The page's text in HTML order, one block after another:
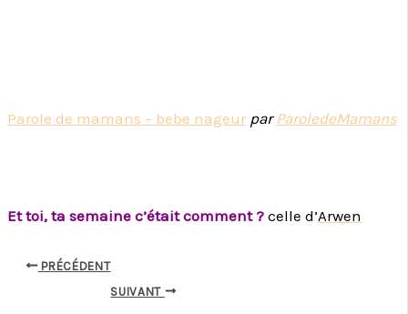
Parole de mamans – bebe nageur par ParoledeMamans
Et toi, ta semaine c’était comment ? celle d’Arwen
PRÉCÉDENT
SUIVANT